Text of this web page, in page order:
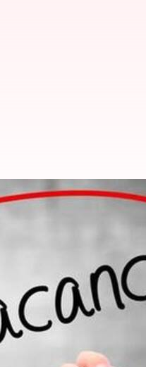
लिए 700 से
एक अच्छी खबर है।
सिविल इंजीनियर,
होना होगा।